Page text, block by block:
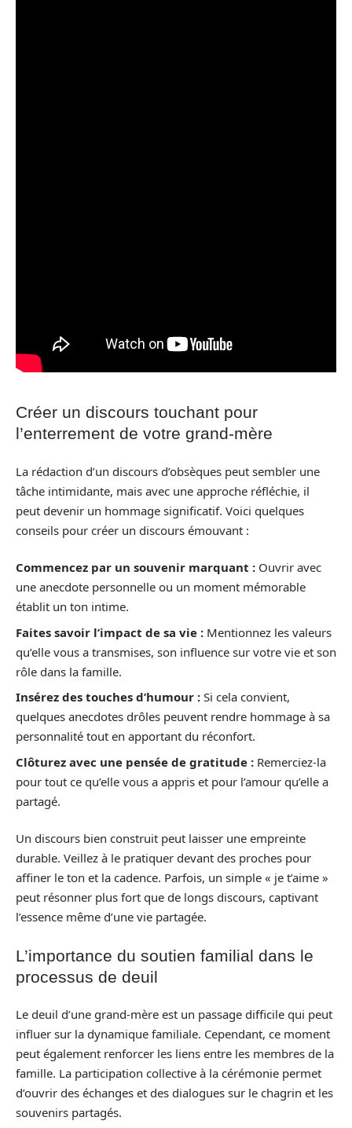
Créer un discours touchant pour
l’enterrement de votre grand-mère
La rédaction d’un discours d’obsèques peut sembler une
tâche intimidante, mais avec une approche réfléchie, il
peut devenir un hommage significatif. Voici quelques
conseils pour créer un discours émouvant :
Commencez par un souvenir marquant : Ouvrir avec
une anecdote personnelle ou un moment mémorable
établit un ton intime.
Faites savoir l’impact de sa vie : Mentionnez les valeurs
qu’elle vous a transmises, son influence sur votre vie et son
rôle dans la famille.
Insérez des touches d’humour : Si cela convient,
quelques anecdotes drôles peuvent rendre hommage à sa
personnalité tout en apportant du réconfort.
Clôturez avec une pensée de gratitude : Remerciez-la
pour tout ce qu’elle vous a appris et pour l’amour qu’elle a
partagé.
Un discours bien construit peut laisser une empreinte
durable. Veillez à le pratiquer devant des proches pour
affiner le ton et la cadence. Parfois, un simple « je t’aime »
peut résonner plus fort que de longs discours, captivant
l’essence même d’une vie partagée.
L’importance du soutien familial dans le
processus de deuil
Le deuil d’une grand-mère est un passage difficile qui peut
influer sur la dynamique familiale. Cependant, ce moment
peut également renforcer les liens entre les membres de la
famille. La participation collective à la cérémonie permet
d’ouvrir des échanges et des dialogues sur le chagrin et les
souvenirs partagés.